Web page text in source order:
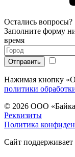
Остались вопросы?
Заполните форму
время
Нажимая кнопку
политики
© 2026 ООО
Реквизиты
Политика
Сайт поддерживает